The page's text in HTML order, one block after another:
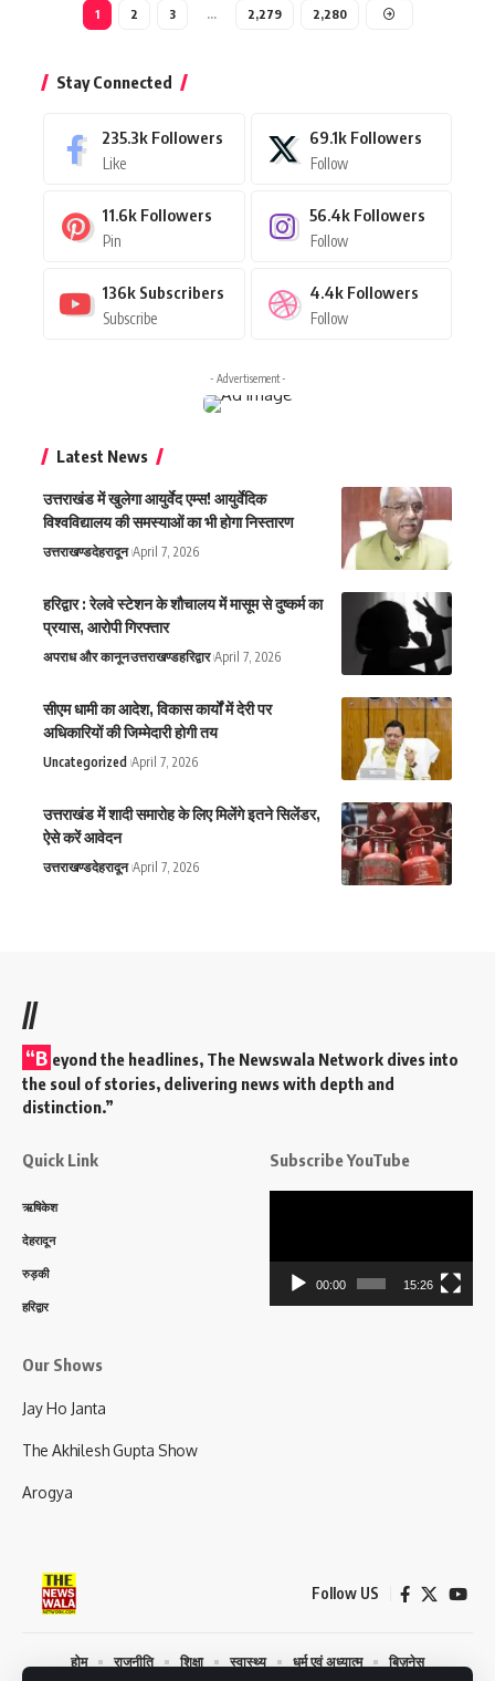
1 2 3 … 2,279 2,280
Stay Connected
235.3k Followers
Like
69.1k Followers
Follow
11.6k Followers
Pin
56.4k Followers
Follow
136k Subscribers
Subscribe
4.4k Followers
Follow
- Advertisement -
Latest News
उत्तराखंड में खुलेगा आयुर्वेद एम्स! आयुर्वेदिक
विश्वविद्यालय की समस्याओं का भी होगा निस्तारण
उत्तराखण्डदेहरादून April 7, 2026
हरिद्वार : रेलवे स्टेशन के शौचालय में मासूम से दुष्कर्म का
प्रयास, आरोपी गिरफ्तार
अपराध और कानूनउत्तराखण्डहरिद्वार April 7, 2026
सीएम धामी का आदेश, विकास कार्यों में देरी पर
अधिकारियों की जिम्मेदारी होगी तय
Uncategorized April 7, 2026
उत्तराखंड में शादी समारोह के लिए मिलेंगे इतने सिलेंडर,
ऐसे करें आवेदन
उत्तराखण्डदेहरादून April 7, 2026
//
“B eyond the headlines, The Newswala Network dives into
the soul of stories, delivering news with depth and
distinction.”
Quick Link
ऋषिकेश
देहरादून
रुड़की
हरिद्वार
Subscribe YouTube
00:00 15:26
Our Shows
Jay Ho Janta
The Akhilesh Gupta Show
Arogya
Follow US
होम राजनीति शिक्षा स्वास्थ्य धर्म एवं अध्यात्म बिज़नेस